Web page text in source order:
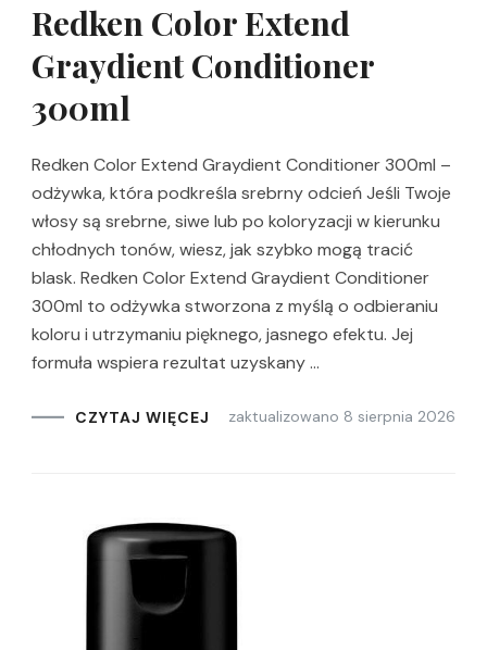
Redken Color Extend
Graydient Conditioner
300ml
Redken Color Extend Graydient Conditioner 300ml –
odżywka, która podkreśla srebrny odcień Jeśli Twoje
włosy są srebrne, siwe lub po koloryzacji w kierunku
chłodnych tonów, wiesz, jak szybko mogą tracić
blask. Redken Color Extend Graydient Conditioner
300ml to odżywka stworzona z myślą o odbieraniu
koloru i utrzymaniu pięknego, jasnego efektu. Jej
formuła wspiera rezultat uzyskany …
CZYTAJ WIĘCEJ zaktualizowano 8 sierpnia 2026